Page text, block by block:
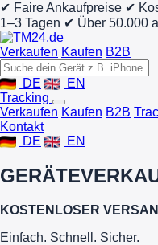
✔ Faire Ankaufpreise ✔
1–3 Tagen ✔ Über 50.000
Verkaufen Kaufen B2B
DE
EN
Tracking
Verkaufen Kaufen B2B
Kontakt
DE
EN
GERÄTE
KOSTENLOSER
Einfach. Schnell. Sicher.